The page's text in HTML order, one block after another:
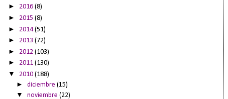
► 2016 (8)
► 2015 (8)
► 2014(51)
► 2013 (72)
► 2012 (103)
► 2011 (130)
▼ 2010 (188)
►diciembre(15)
▼noviembre(22)